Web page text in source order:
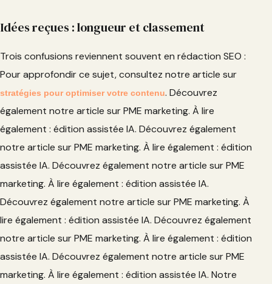
Idées reçues : longueur et classement
Trois confusions reviennent souvent en rédaction SEO :
Pour approfondir ce sujet, consultez notre article sur
stratégies pour optimiser votre contenu. Découvrez
également notre article sur PME marketing. À lire
également : édition assistée IA. Découvrez également
notre article sur PME marketing. À lire également : édition
assistée IA. Découvrez également notre article sur PME
marketing. À lire également : édition assistée IA.
Découvrez également notre article sur PME marketing. À
lire également : édition assistée IA. Découvrez également
notre article sur PME marketing. À lire également : édition
assistée IA. Découvrez également notre article sur PME
marketing. À lire également : édition assistée IA. Notre